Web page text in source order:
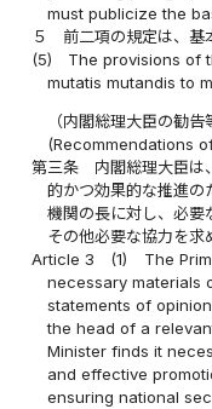
must publicize the
５
前二項の規定は、基
(5)
The provisions of
mutatis mutandis to
（内閣総理大臣の勧告
(Recommendations
第三条
内閣総理大臣は
的かつ効果的な推進の
機関の長に対し、必要
その他必要な協力を求
Article 3
(1)
The
necessary materials
statements of
the head of a
Minister finds it
and effective
ensuring national